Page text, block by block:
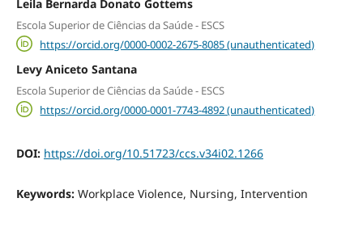
Leila Bernarda Donato Gottems
Escola Superior de Ciências da Saúde - ESCS
https://orcid.org/0000-0002-2675-8085 (unauthenticated)
Levy Aniceto Santana
Escola Superior de Ciências da Saúde - ESCS
https://orcid.org/0000-0001-7743-4892 (unauthenticated)
DOI: https://doi.org/10.51723/ccs.v34i02.1266
Keywords: Workplace Violence, Nursing, Intervention